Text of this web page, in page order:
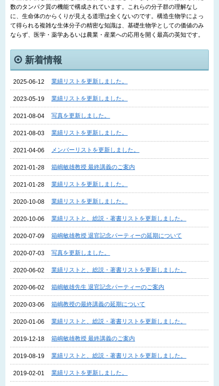
数のタンパク質の機能で構成されています。これらの分子群の理解なし
に、生命体のからくりが見える道理は全くないのです。構造生物学によっ
て得られる複雑な生体分子の精密な知識は、基礎生物学としての価値のみ
ならず、医学・薬学あるいは農業・産業への応用を開く最高の英知です。
新着情報
2025-06-12 業績リストを更新しました。
2023-05-19 業績リストを更新しました。
2021-08-04 写真を更新しました。
2021-08-03 業績リストを更新しました。
2021-04-06 メンバーリストを更新しました。
2021-01-28 箱嶋敏雄教授 最終講義のご案内
2021-01-28 業績リストを更新しました。
2020-10-08 業績リストを更新しました。
2020-10-06 業績リストと、総説・著書リストを更新しました。
2020-07-09 箱嶋敏雄教授 退官記念パーティーの延期について
2020-07-03 写真を更新しました。
2020-06-02 業績リストと、総説・著書リストを更新しました。
2020-06-02 箱嶋敏雄先生 退官記念パーティーのご案内
2020-03-06 箱嶋教授の最終講義の延期について
2020-01-06 業績リストと、総説・著書リストを更新しました。
2019-12-18 箱嶋敏雄教授 最終講義のご案内
2019-08-19 業績リストと、総説・著書リストを更新しました。
2019-02-01 業績リストを更新しました。